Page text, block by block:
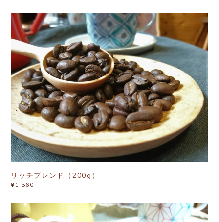
リッチブレンド（200g）
¥1,560